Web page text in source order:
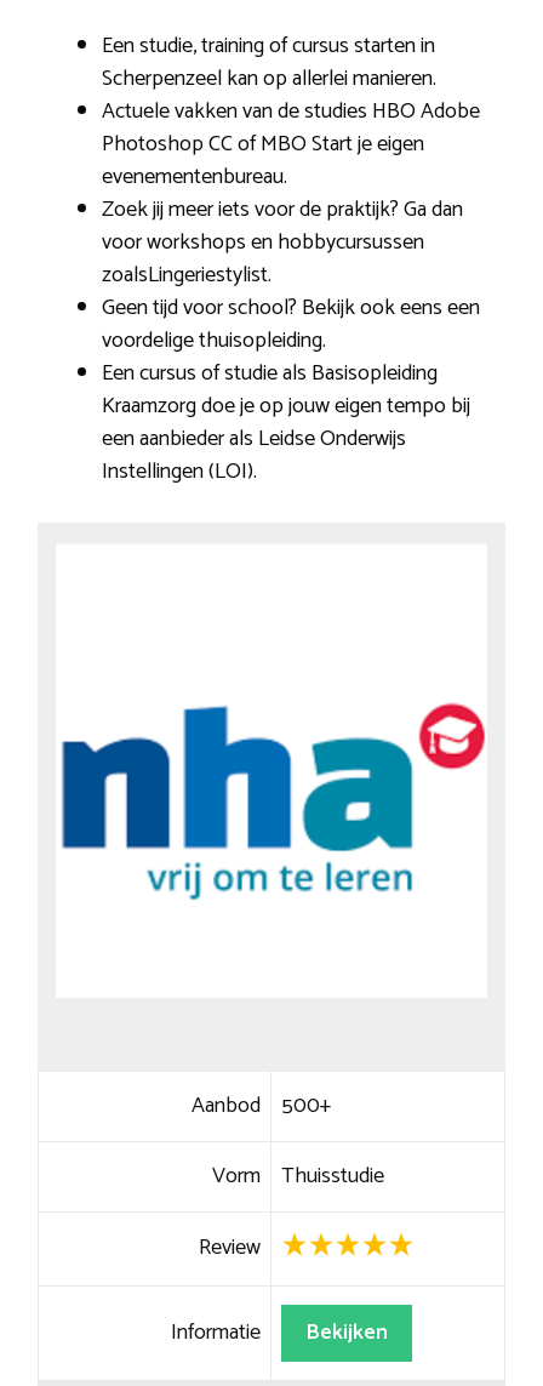
Een studie, training of cursus starten in
Scherpenzeel kan op allerlei manieren.
Actuele vakken van de studies HBO Adobe
Photoshop CC of MBO Start je eigen
evenementenbureau.
Zoek jij meer iets voor de praktijk? Ga dan
voor workshops en hobbycursussen
zoalsLingeriestylist.
Geen tijd voor school? Bekijk ook eens een
voordelige thuisopleiding.
Een cursus of studie als Basisopleiding
Kraamzorg doe je op jouw eigen tempo bij
een aanbieder als Leidse Onderwijs
Instellingen (LOI).
Aanbod 500+
Vorm Thuisstudie
Review
Informatie Bekijken